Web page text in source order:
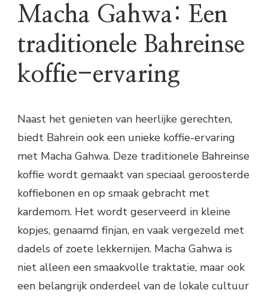
Macha Gahwa: Een
traditionele Bahreinse
koffie-ervaring
Naast het genieten van heerlijke gerechten,
biedt Bahrein ook een unieke koffie-ervaring
met Macha Gahwa. Deze traditionele Bahreinse
koffie wordt gemaakt van speciaal geroosterde
koffiebonen en op smaak gebracht met
kardemom. Het wordt geserveerd in kleine
kopjes, genaamd finjan, en vaak vergezeld met
dadels of zoete lekkernijen. Macha Gahwa is
niet alleen een smaakvolle traktatie, maar ook
een belangrijk onderdeel van de lokale cultuur